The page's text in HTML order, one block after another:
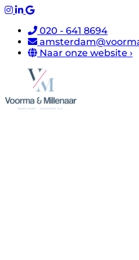
020 - 641 8694
Naar onze website ›